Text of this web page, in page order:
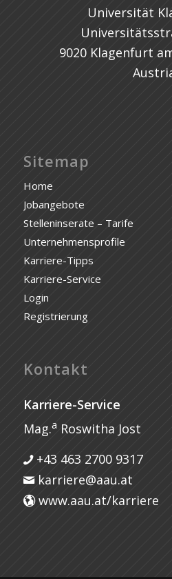
Universität
9020 Klagenfurt
Sitemap
Home
Jobangebote
Stelleninserate – Tarife
Unternehmensprofile
Karriere-Tipps
Karriere-Service
Login
Registrierung
Kontakt
Karriere-Service
Mag.a Roswitha Jost
+43 463 2700 9317
karriere@aau.at
www.aau.at/karriere